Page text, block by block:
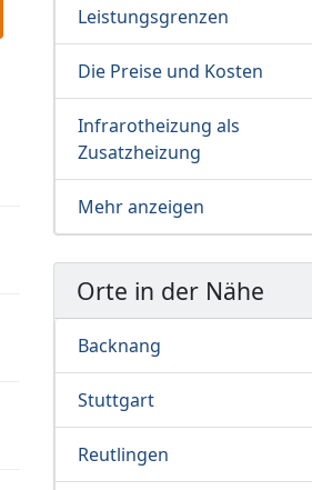
Leistungsgrenzen
Die Preise und Kosten
Infrarotheizung als
Zusatzheizung
Mehr anzeigen
Orte in der Nähe
Backnang
Stuttgart
Reutlingen